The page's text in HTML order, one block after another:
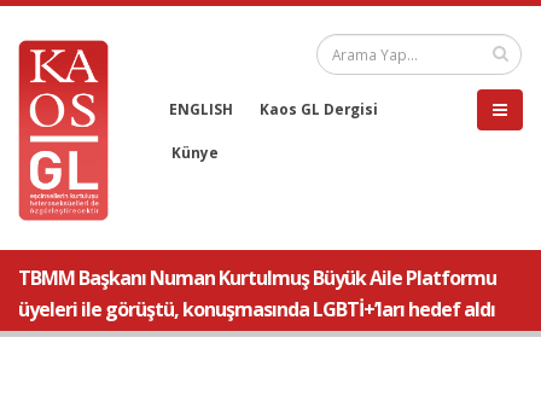
ENGLISH Kaos GL Dergisi
Künye
TBMM Başkanı Numan Kurtulmuş Büyük Aile Platformu
üyeleri ile görüştü, konuşmasında LGBTİ+’ları hedef aldı